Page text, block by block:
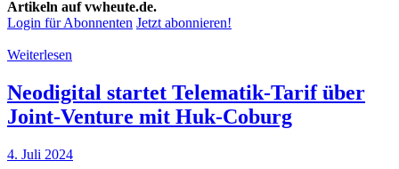
Artikeln auf vwheute.de.
Login für Abonnenten Jetzt abonnieren!
Weiterlesen
Neodigital startet Telematik-Tarif über
Joint-Venture mit Huk-Coburg
4. Juli 2024